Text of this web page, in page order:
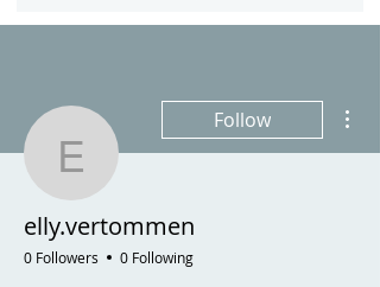
elly.vertommen
Follow
elly.vertommen
0 Followers 0 Following